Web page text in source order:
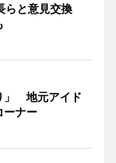
らと意見交換
」 地元アイド
ーナー